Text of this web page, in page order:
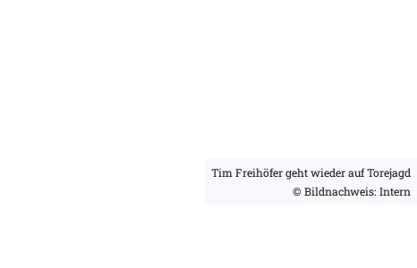
Tim Freihöfer geht wieder auf Torejagd
© Bildnachweis: Intern